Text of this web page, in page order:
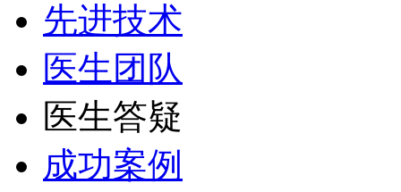
先进技术
医生团队
医生答疑
成功案例